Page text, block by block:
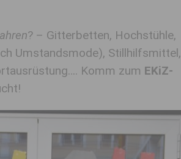
? – Gitterbetten, Hochstühle,
Umstandsmode), Stillhilfsmittel,
Komm zum EKiZ-